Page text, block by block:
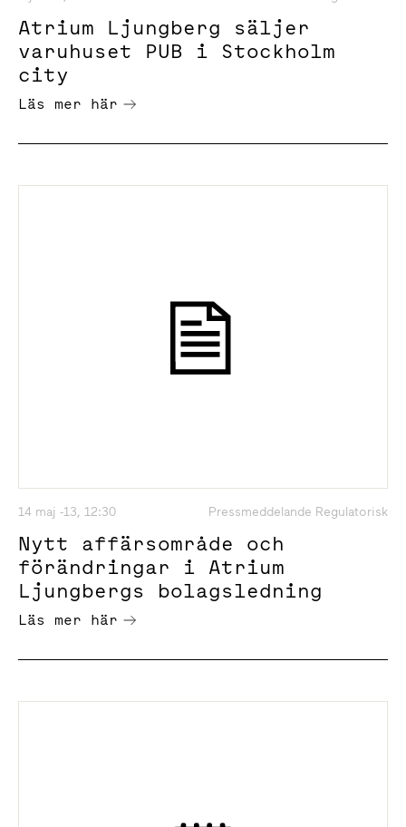
Atrium Ljungberg säljer
varuhuset PUB i Stockholm
city
Läs mer här
14 maj -13, 12:30 Pressmeddelande Regulatorisk
Nytt affärsområde och
förändringar i Atrium
Ljungbergs bolagsledning
Läs mer här